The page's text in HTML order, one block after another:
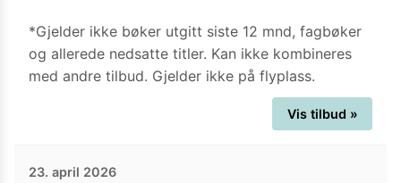
*Gjelder ikke bøker utgitt siste 12 mnd, fagbøker
og allerede nedsatte titler. Kan ikke kombineres
med andre tilbud. Gjelder ikke på flyplass.
Vis tilbud »
23. april 2026